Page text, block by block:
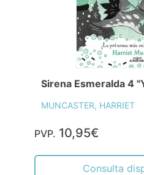
Sirena Esmeralda 4
MUNCASTER, HARRIET
PVP. 10,95€
Consulta